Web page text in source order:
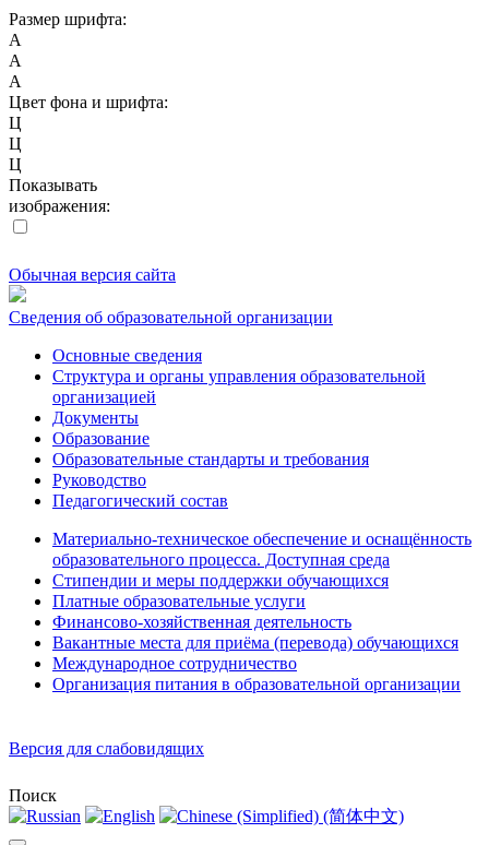
Размер шрифта:
A
A
A
Цвет фона и шрифта:
Ц
Ц
Ц
Показывать
изображения:
Обычная версия сайта
Сведения об образовательной организации
Основные сведения
Структура и органы управления образовательной
организацией
Документы
Образование
Образовательные стандарты и требования
Руководство
Педагогический состав
Материально-техническое обеспечение и оснащённость
образовательного процесса. Доступная среда
Стипендии и меры поддержки обучающихся
Платные образовательные услуги
Финансово-хозяйственная деятельность
Вакантные места для приёма (перевода) обучающихся
Международное сотрудничество
Организация питания в образовательной организации
Версия для слабовидящих
Поиск